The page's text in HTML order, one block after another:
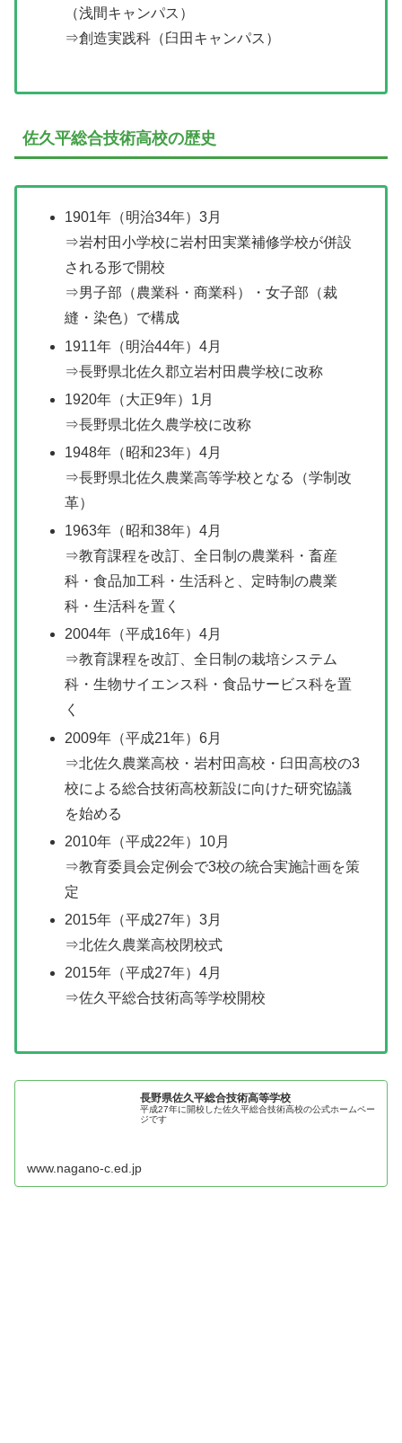
（浅間キャンパス）
⇒創造実践科（臼田キャンパス）
佐久平総合技術高校の歴史
1901年（明治34年）3月
⇒岩村田小学校に岩村田実業補修学校が併設
される形で開校
⇒男子部（農業科・商業科）・女子部（裁
縫・染色）で構成
1911年（明治44年）4月
⇒長野県北佐久郡立岩村田農学校に改称
1920年（大正9年）1月
⇒長野県北佐久農学校に改称
1948年（昭和23年）4月
⇒長野県北佐久農業高等学校となる（学制改
革）
1963年（昭和38年）4月
⇒教育課程を改訂、全日制の農業科・畜産
科・食品加工科・生活科と、定時制の農業
科・生活科を置く
2004年（平成16年）4月
⇒教育課程を改訂、全日制の栽培システム
科・生物サイエンス科・食品サービス科を置
く
2009年（平成21年）6月
⇒北佐久農業高校・岩村田高校・臼田高校の3
校による総合技術高校新設に向けた研究協議
を始める
2010年（平成22年）10月
⇒教育委員会定例会で3校の統合実施計画を策
定
2015年（平成27年）3月
⇒北佐久農業高校閉校式
2015年（平成27年）4月
⇒佐久平総合技術高等学校開校
長野県佐久平総合技術高等学校
平成27年に開校した佐久平総合技術高校の公式ホームペー
ジです
www.nagano-c.ed.jp